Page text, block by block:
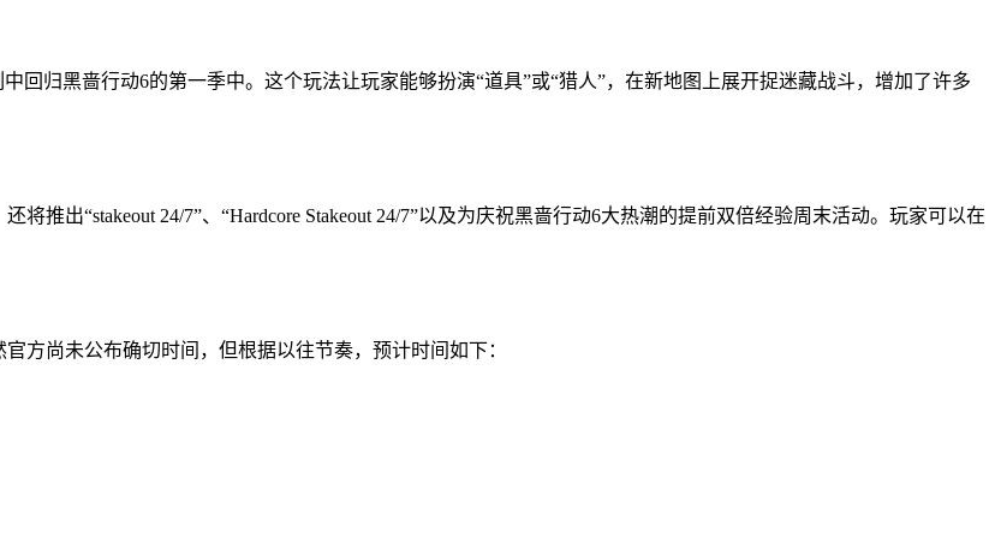
中回归黑啬行动6的第一季中。这个玩法让玩家能够扮演“道具”或“猎人”，在新地图上展开捉迷藏战斗，增加了许多
推出“stakeout 24/7”、“Hardcore Stakeout 24/7”以及为庆祝黑啬行动6大热潮的提前双倍经验周末活动。玩家可以在
方尚未公布确切时间，但根据以往节奏，预计时间如下：